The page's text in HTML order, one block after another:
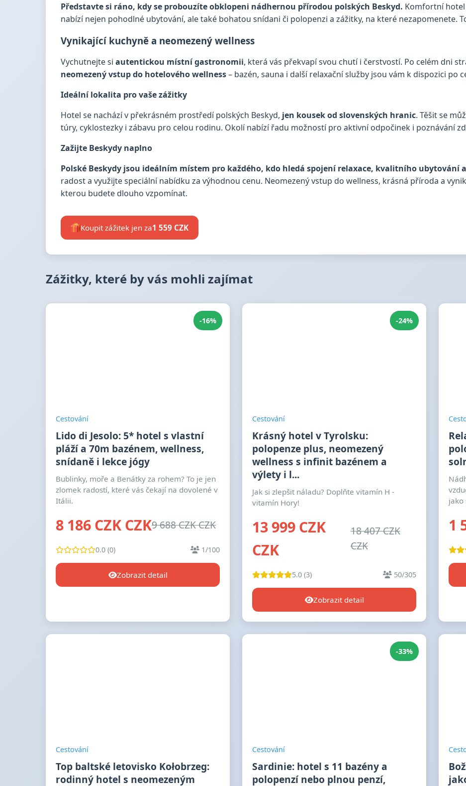
Představte si ráno, kdy se probouzíte obklopeni nádhernou přírodou polských Beskyd. Komfortní
nabízí nejen pohodlné ubytování, ale také bohatou snídani či polopenzi a zážitky, na které nezapomenete.
Vynikající kuchyně a neomezený wellness
Vychutnejte si autentickou místní gastronomii, která vás překvapí svou chutí i čerstvostí. Po celém dni
neomezený vstup do hotelového wellness– bazén, sauna i další relaxační služby jsou vám k dispozici po
Ideální lokalita pro vaše zážitky
Hotel se nachází v překrásném prostředí polských Beskyd, jen kousek od slovenských hranic. Těšit se
túry, cyklostezky i zábavu pro celou rodinu. Okolí nabízí řadu možností pro aktivní odpočinek i poznávání
Zažijte Beskydy naplno
Polské Beskydy jsou ideálním místem pro každého, kdo hledá spojení relaxace, kvalitního ubytování
radost a využijte speciální nabídku za výhodnou cenu. Neomezený vstup do wellness, krásná příroda a
kterou budete dlouho vzpomínat.
Koupit zážitek jen za1 559 CZK
Zážitky, které by vás mohli zajímat
-16%
Cestování
Lido di Jesolo: 5* hotel s vlastní
pláží a 70m bazénem, wellness,
snídaně i lekce jógy
Bublinky, moře a Benátky za rohem? To je jen
zlomek radostí, které vás čekají na dovolené v
Itálii.
8 186 CZK CZK9 688 CZK CZK
0.0 (0) 1/100
Zobrazit detail
-24%
Cestování
Krásný hotel v Tyrolsku:
polopenze plus, neomezený
wellness s infinit bazénem a
výlety i l...
Jak si zlepšit náladu? Doplňte vitamín H -
vitamín Hory!
13 999 CZK
CZK
18 407 CZK
CZK
5.0 (3) 50/305
Zobrazit detail
jako
1
Cestování
Top baltské letovisko Kołobrzeg:
rodinný hotel s neomezeným
-33%
Cestování
Sardinie: hotel s 11 bazény a
polopenzí nebo plnou penzí,